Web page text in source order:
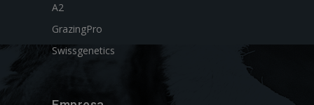
A2
GrazingPro
Swissgenetics